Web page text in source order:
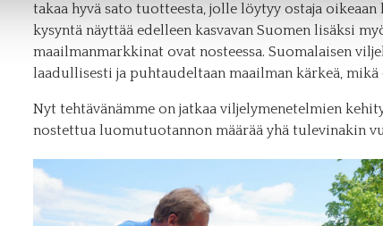
takaa hyvä sato tuotteesta, jolle löytyy ostaja
kysyntä näyttää edelleen kasvavan Suomen lisäksi
maailmanmarkkinat ovat nosteessa. Suomalaisen
laadullisesti ja puhtaudeltaan maailman kärkeä,
Nyt tehtävänämme on jatkaa viljelymenetelmien
nostettua luomutuotannon määrää yhä tulevinakin